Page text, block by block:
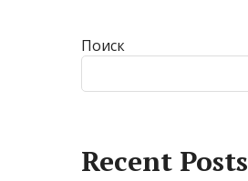
Поиск
Recent Posts